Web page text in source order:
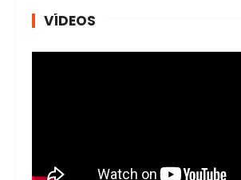
VÍDEOS